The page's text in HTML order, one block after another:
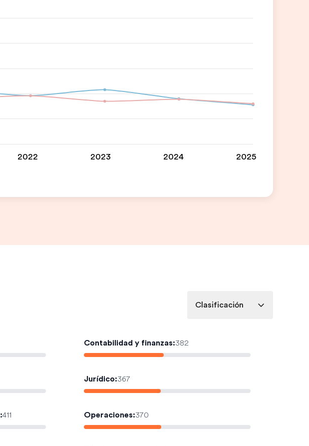
2022 2023 2024 2025
Clasificación
Contabilidad y finanzas:382
Jurídico:367
:411 Operaciones:370